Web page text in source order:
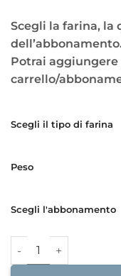
Scegli la farina, la
Potrai
carrello/
Scegli il tipo di farina
Peso
Scegli l'abbonamento
Abbonamento